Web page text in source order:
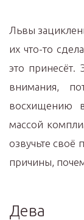
Львы
их что-то
это принесёт.
внимания,
восхищению
массой
озвучьте своё
причины,
Дева